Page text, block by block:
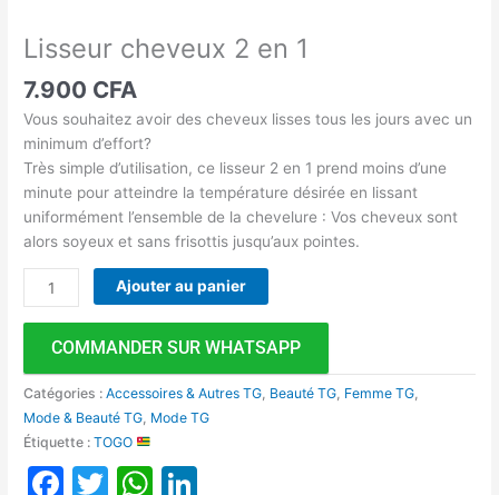
Lisseur cheveux 2 en 1
7.900 CFA
Vous souhaitez avoir des cheveux lisses tous les jours avec un
minimum d’effort?
Très simple d’utilisation, ce lisseur 2 en 1 prend moins d’une
minute pour atteindre la température désirée en lissant
uniformément l’ensemble de la chevelure : Vos cheveux sont
alors soyeux et sans frisottis jusqu’aux pointes.
Ajouter au panier
COMMANDER SUR WHATSAPP
Catégories :Accessoires & Autres TG, Beauté TG, Femme TG,
Mode & Beauté TG, Mode TG
Étiquette :TOGO
Facebook
TwitterWhatsApp